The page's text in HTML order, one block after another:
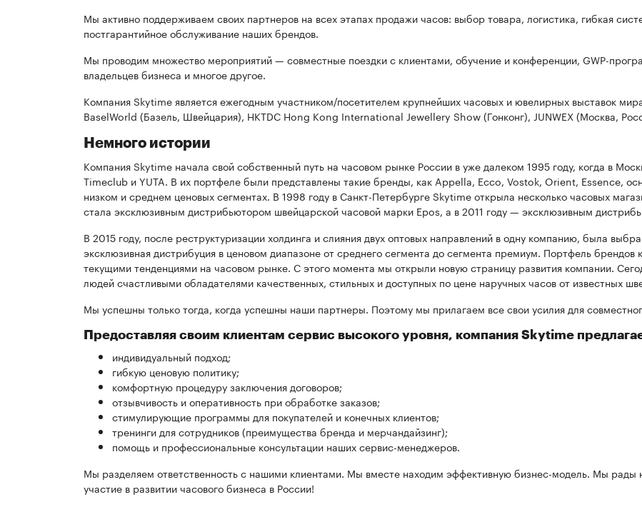
Мы активно поддерживаем своих партнеров на всех этапах продажи часов: выбор товара, логистика, гибкая
постгарантийное обслуживание наших брендов.
Мы проводим множество мероприятий — совместные поездки с клиентами, обучение и конференции, GWP-
владельцев бизнеса и многое другое.
Компания Skytime является ежегодным участником/посетителем крупнейших часовых и ювелирных выставок
BaselWorld (Базель, Швейцария), HKTDC Hong Kong International Jewellery Show (Гонконг), JUNWEX (Москва,
Немного истории
Компания Skytime начала свой собственный путь на часовом рынке России в уже далеком 1995 году, когда в
Timeclub и YUTA. В их портфеле были представлены такие бренды, как Appella, Ecco, Vostok, Orient, Essence,
низком и среднем ценовых сегментах. В 1998 году в Санкт-Петербурге Skytime открыла несколько часовых
стала эксклюзивным дистрибьютором швейцарской часовой марки Epos, а в 2011 году — эксклюзивным
В 2015 году, после реструктуризации холдинга и слияния двух оптовых направлений в одну компанию, была
эксклюзивная дистрибуция в ценовом диапазоне от среднего сегмента до сегмента премиум. Портфель брендов
текущими тенденциями на часовом рынке. С этого момента мы открыли новую страницу развития компании.
людей счастливыми обладателями качественных, стильных и доступных по цене наручных часов от известных
Мы успешны только тогда, когда успешны наши партнеры. Поэтому мы прилагаем все свои усилия для
Предоставляя своим клиентам сервис высокого уровня, компания Skytime
индивидуальный подход;
гибкую ценовую политику;
комфортную процедуру заключения договоров;
отзывчивость и оперативность при обработке заказов;
стимулирующие программы для покупателей и конечных клиентов;
тренинги для сотрудников (преимущества бренда и мерчандайзинг);
помощь и профессиональные консультации наших сервис-менеджеров.
Мы разделяем ответственность с нашими клиентами. Мы вместе находим эффективную бизнес-модель. Мы
участие в развитии часового бизнеса в России!